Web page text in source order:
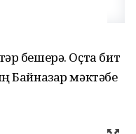
бешерә. Оҫта бит
Байназар мәктәбе